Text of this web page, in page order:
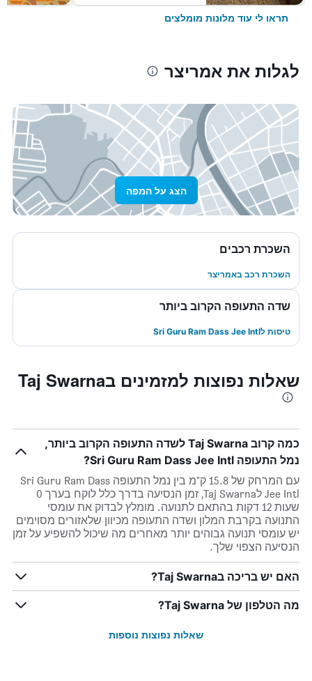
תראו לי עוד מלונות מומלצים
לגלות את אמריצר
הצג על המפה
השכרת רכבים
השכרת רכב באמריצר
שדה התעופה הקרוב ביותר
טיסות לSri Guru Ram Dass Jee Intl
שאלות נפוצות למזמינים בTaj Swarna
כמה קרוב Taj Swarna לשדה התעופה הקרוב ביותר,
נמל התעופה Sri Guru Ram Dass Jee Intl?
עם המרחק של 15.8 ק"מ בין נמל התעופה Sri Guru Ram Dass
Jee Intl לTaj Swarna, זמן הנסיעה בדרך כלל לוקח בערך 0
שעות 12 דקות בהתאם לתנועה. מומלץ לבדוק את עומסי
התנועה בקרבת המלון ושדה התעופה מכיוון שלאזורים מסוימים
יש עומסי תנועה גבוהים יותר מאחרים מה שיכול להשפיע על זמן
הנסיעה הצפוי שלך.
האם יש בריכה בTaj Swarna?
מה הטלפון של Taj Swarna?
שאלות נפוצות נוספות